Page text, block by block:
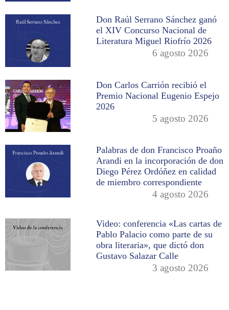
Don Raúl Serrano Sánchez ganó
el XIV Concurso Nacional de
Literatura Miguel Riofrío 2026
6 agosto 2026
Don Carlos Carrión recibió el
Premio Nacional Eugenio Espejo
2026
5 agosto 2026
Palabras de don Francisco Proaño
Arandi en la incorporación de don
Diego Pérez Ordóñez en calidad
de miembro correspondiente
4 agosto 2026
Video: conferencia «Las cartas de
Pablo Palacio como parte de su
obra literaria», que dictó don
Gustavo Salazar Calle
3 agosto 2026